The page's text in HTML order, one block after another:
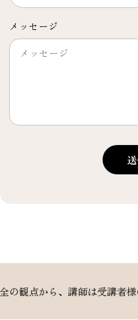
メッセージ
師は受講者様の体調を把